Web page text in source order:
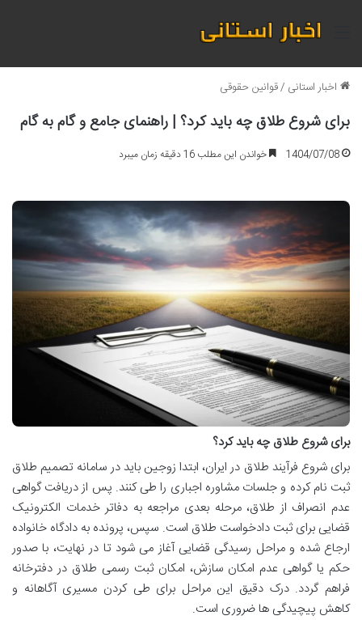
منو
اخبار استانی /قوانین حقوقی
برای شروع طلاق چه باید کرد؟ | راهنمای جامع و گام به گام
1404/07/08 خواندن این مطلب 16 دقیقه زمان میبرد
برای شروع طلاق چه باید کرد؟
برای شروع فرآیند طلاق در ایران، ابتدا زوجین باید در سامانه تصمیم طلاق
ثبت نام کرده و جلسات مشاوره اجباری را طی کنند. پس از دریافت گواهی
عدم انصراف از طلاق، مرحله بعدی مراجعه به دفاتر خدمات الکترونیک
قضایی برای ثبت دادخواست طلاق است. سپس، پرونده به دادگاه خانواده
ارجاع شده و مراحل رسیدگی قضایی آغاز می شود تا در نهایت، با صدور
حکم یا گواهی عدم امکان سازش، امکان ثبت رسمی طلاق در دفترخانه
فراهم گردد. درک دقیق این مراحل برای طی کردن مسیری آگاهانه و
کاهش پیچیدگی ها ضروری است.